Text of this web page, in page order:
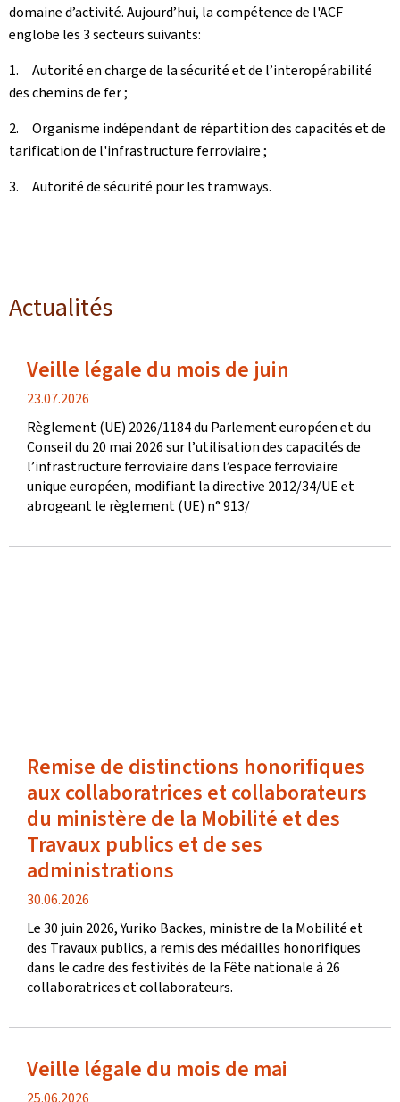
domaine d’activité. Aujourd’hui, la compétence de l'ACF
englobe les 3 secteurs suivants:
1. Autorité en charge de la sécurité et de l’interopérabilité
des chemins de fer ;
2. Organisme indépendant de répartition des capacités et de
tarification de l'infrastructure ferroviaire ;
3. Autorité de sécurité pour les tramways.
Actualités
Veille légale du mois de juin
date
de
publication
23.07.2026
Règlement (UE) 2026/1184 du Parlement européen et du
Conseil du 20 mai 2026 sur l’utilisation des capacités de
l’infrastructure ferroviaire dans l’espace ferroviaire
unique européen, modifiant la directive 2012/34/UE et
abrogeant le règlement (UE) n° 913/
Remise de distinctions honorifiques
aux collaboratrices et collaborateurs
du ministère de la Mobilité et des
Travaux publics et de ses
administrations
date
de
publication
30.06.2026
Le 30 juin 2026, Yuriko Backes, ministre de la Mobilité et
des Travaux publics, a remis des médailles honorifiques
dans le cadre des festivités de la Fête nationale à 26
collaboratrices et collaborateurs.
Veille légale du mois de mai
date
25.06.2026